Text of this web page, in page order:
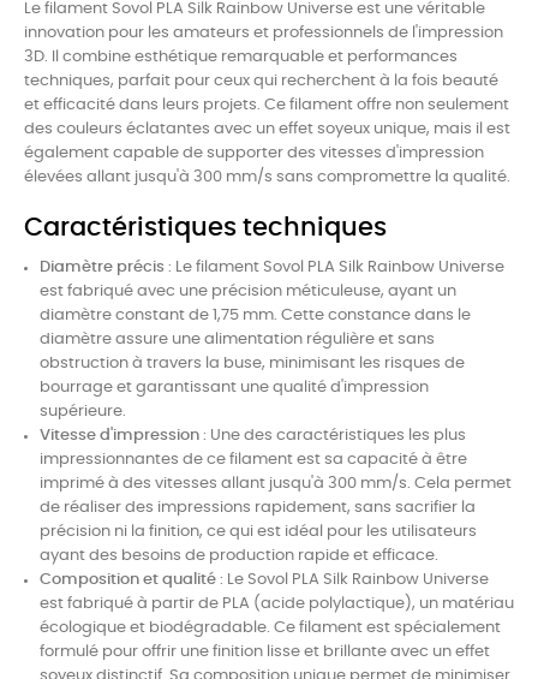
Le filament Sovol PLA Silk Rainbow Universe est une véritable
innovation pour les amateurs et professionnels de l'impression
3D. Il combine esthétique remarquable et performances
techniques, parfait pour ceux qui recherchent à la fois beauté
et efficacité dans leurs projets. Ce filament offre non seulement
des couleurs éclatantes avec un effet soyeux unique, mais il est
également capable de supporter des vitesses d'impression
élevées allant jusqu'à 300 mm/s sans compromettre la qualité.
Caractéristiques techniques
Diamètre précis : Le filament Sovol PLA Silk Rainbow Universe
est fabriqué avec une précision méticuleuse, ayant un
diamètre constant de 1,75 mm. Cette constance dans le
diamètre assure une alimentation régulière et sans
obstruction à travers la buse, minimisant les risques de
bourrage et garantissant une qualité d'impression
supérieure.
Vitesse d'impression : Une des caractéristiques les plus
impressionnantes de ce filament est sa capacité à être
imprimé à des vitesses allant jusqu'à 300 mm/s. Cela permet
de réaliser des impressions rapidement, sans sacrifier la
précision ni la finition, ce qui est idéal pour les utilisateurs
ayant des besoins de production rapide et efficace.
Composition et qualité : Le Sovol PLA Silk Rainbow Universe
est fabriqué à partir de PLA (acide polylactique), un matériau
écologique et biodégradable. Ce filament est spécialement
formulé pour offrir une finition lisse et brillante avec un effet